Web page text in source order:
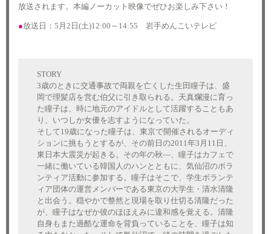
放送されます。本編ノーカット映像でぜひお楽しみ下さい！
●放送日：5月2日(土)12:00～14:55 岩手めんこいテレビ
STORY
3歳のときに交通事故で両親を亡くした生田瞳子は、盛
岡で理髪店を営む伯父に引き取られる。天真爛漫に育っ
た瞳子は、時に地元のアイドルとして活躍することもあ
り、いつしか女優を志すようになっていた。
そして19歳になった瞳子は、東京で開催されるオーディ
ションに挑もうとするが、その前日の2011年3月11日、
東日本大震災が起きる。その年の秋―、瞳子はカフェで
一緒に働いている韓国人のハンとともに、気仙沼のボラ
ンティア活動に参加する。瞳子はそこで、学生ボランテ
ィア団体の運営メンバーである東京の大学生・清水清隆
と出会う。穏やかで整然と現場を取り仕切る清隆だった
が、瞳子はなぜか彼のほほえみに違和感を覚える。清隆
自身もまた過酷な運命を背負っていることを、瞳子は知